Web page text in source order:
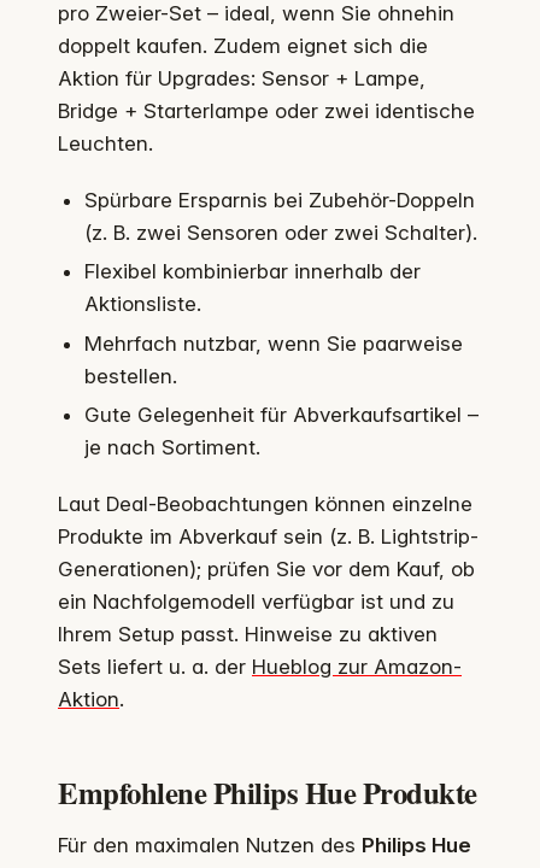
pro Zweier-Set – ideal, wenn Sie ohnehin
doppelt kaufen. Zudem eignet sich die
Aktion für Upgrades: Sensor + Lampe,
Bridge + Starterlampe oder zwei identische
Leuchten.
Spürbare Ersparnis bei Zubehör-Doppeln
(z. B. zwei Sensoren oder zwei Schalter).
Flexibel kombinierbar innerhalb der
Aktionsliste.
Mehrfach nutzbar, wenn Sie paarweise
bestellen.
Gute Gelegenheit für Abverkaufsartikel –
je nach Sortiment.
Laut Deal-Beobachtungen können einzelne
Produkte im Abverkauf sein (z. B. Lightstrip-
Generationen); prüfen Sie vor dem Kauf, ob
ein Nachfolgemodell verfügbar ist und zu
Ihrem Setup passt. Hinweise zu aktiven
Sets liefert u. a. der Hueblog zur Amazon-
Aktion.
Empfohlene Philips Hue Produkte
Für den maximalen Nutzen des Philips Hue